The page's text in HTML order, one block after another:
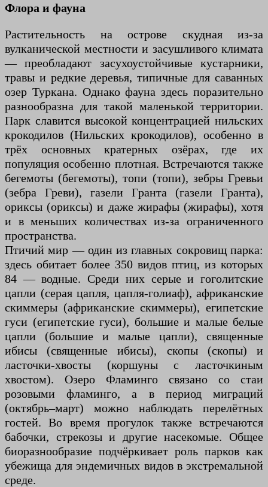
Флора и фауна
Растительность на острове скудная из-за
вулканической местности и засушливого климата
— преобладают засухоустойчивые кустарники,
травы и редкие деревья, типичные для саванных
озер Туркана. Однако фауна здесь поразительно
разнообразна для такой маленькой территории.
Парк славится высокой концентрацией нильских
крокодилов (Нильских крокодилов), особенно в
трёх основных кратерных озёрах, где их
популяция особенно плотная. Встречаются также
бегемоты (бегемоты), топи (топи), зебры Гревьи
(зебра Греви), газели Гранта (газели Гранта),
ориксы (ориксы) и даже жирафы (жирафы), хотя
и в меньших количествах из-за ограниченного
пространства.
Птичий мир — один из главных сокровищ парка:
здесь обитает более 350 видов птиц, из которых
84 — водные. Среди них серые и гоголитские
цапли (серая цапля, цапля-голиаф), африканские
скиммеры (африканские скиммеры), египетские
гуси (египетские гуси), большие и малые белые
цапли (большие и малые цапли), священные
ибисы (священные ибисы), скопы (скопы) и
ласточки-хвосты (коршуны с ласточкиным
хвостом). Озеро Фламинго связано со стаи
розовыми фламинго, а в период миграций
(октябрь–март) можно наблюдать перелётных
гостей. Во время прогулок также встречаются
бабочки, стрекозы и другие насекомые. Общее
биоразнообразие подчёркивает роль парков как
убежища для эндемичных видов в экстремальной
среде.